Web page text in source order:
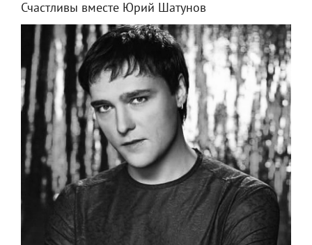
Счастливы вместе Юрий Шатунов